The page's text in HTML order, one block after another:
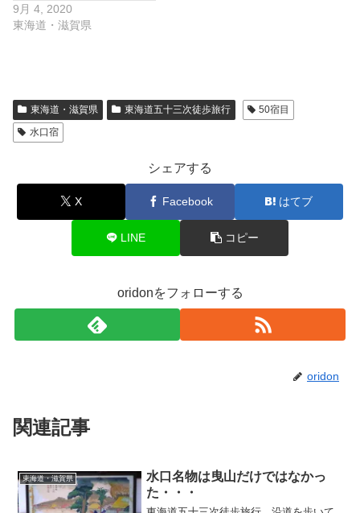
9月 4, 2020
東海道・滋賀県
東海道・滋賀県 東海道五十三次徒歩旅行
50宿目
水口宿
シェアする
X Facebook はてブ
LINE コピー
oridonをフォローする
oridon
関連記事
東海道・滋賀県
水口名物は曳山だけではなかっ
た・・・